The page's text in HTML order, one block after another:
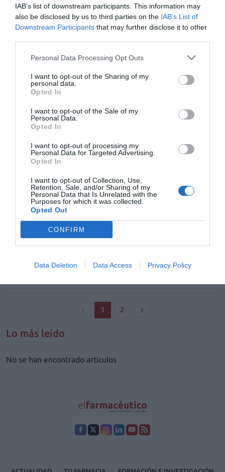
IAB’s list of downstream participants. This information may
also be disclosed by us to third parties on the IAB’s List of
Downstream Participants that may further disclose it to other
Personal Data Processing Opt Outs
I want to opt-out of the Sharing of my
personal data.
Opted In
I want to opt-out of the Sale of my
Personal Data.
Opted In
I want to opt-out of processing my
Personal Data for Targeted Advertising.
Opted In
I want to opt-out of Collection, Use,
Retention, Sale, and/or Sharing of my
Personal Data that Is Unrelated with the
Purposes for which it was collected.
Opted Out
CONFIRM
Data Deletion Data Access Privacy Policy
Redes sociales e inteligencia
artificial, temas protagonistas de la
IV edición del FEFE ONEday
Noticias y novedades
Redacción
El desabastecimiento, eje central
del FEFE One Day celebrado en Las
Noticias y novedades
Redacción
FEFE propone que el medicamento
sea más accesible para el paciente y
Noticias y novedades
Redacción
30/03/2023
Conclusiones FEFE ONEDAY en Murcia
Luis de Palacio pide que se revisen
los precios de los medicamentos
desabastecimientos
1 2
Lo más leído
No se han encontrado artículos